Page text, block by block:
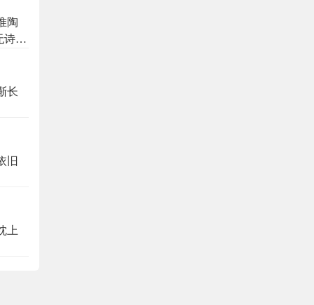
陶
诗日
长
旧
上